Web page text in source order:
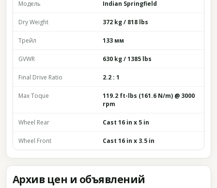
Модель Indian Springfield
Dry Weight 372 kg / 818 lbs
Трейл 133 мм
GVWR 630 kg / 1385 lbs
Final Drive Ratio 2.2 : 1
Max Toque
119.2 ft-lbs (161.6 N/m) @ 3000
rpm
Wheel Rear Cast 16 in x 5 in
Wheel Front Cast 16 in x 3.5 in
Архив цен и объявлений